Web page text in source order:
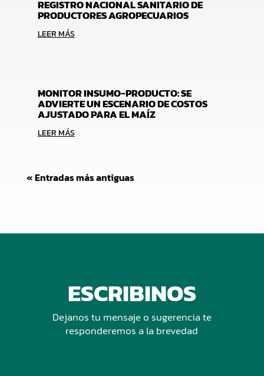
REGISTRO NACIONAL SANITARIO DE
PRODUCTORES AGROPECUARIOS
LEER MÁS
MONITOR INSUMO-PRODUCTO: SE
ADVIERTE UN ESCENARIO DE COSTOS
AJUSTADO PARA EL MAÍZ
LEER MÁS
« Entradas más antiguas
ESCRIBINOS
Dejanos tu mensaje o sugerencia te
responderemos a la brevedad